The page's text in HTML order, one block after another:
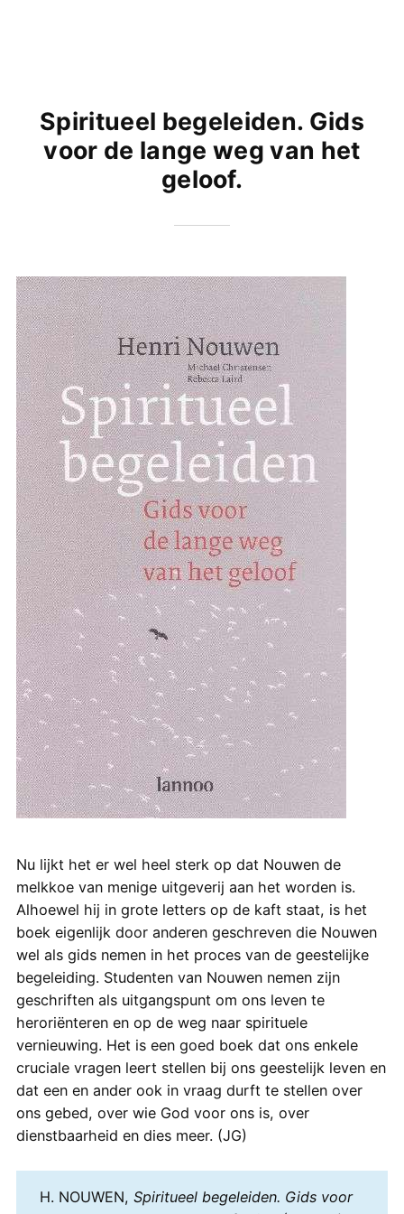
Spiritueel begeleiden. Gids
voor de lange weg van het
geloof.
Nu lijkt het er wel heel sterk op dat Nouwen de
melkkoe van menige uitgeverij aan het worden is.
Alhoewel hij in grote letters op de kaft staat, is het
boek eigenlijk door anderen geschreven die Nouwen
wel als gids nemen in het proces van de geestelijke
begeleiding. Studenten van Nouwen nemen zijn
geschriften als uitgangspunt om ons leven te
heroriënteren en op de weg naar spirituele
vernieuwing. Het is een goed boek dat ons enkele
cruciale vragen leert stellen bij ons geestelijk leven en
dat een en ander ook in vraag durft te stellen over
ons gebed, over wie God voor ons is, over
dienstbaarheid en dies meer. (JG)
H. NOUWEN, Spiritueel begeleiden. Gids voor